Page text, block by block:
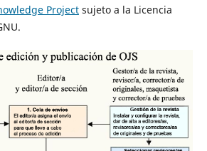
Projectsujeto a la Licencia